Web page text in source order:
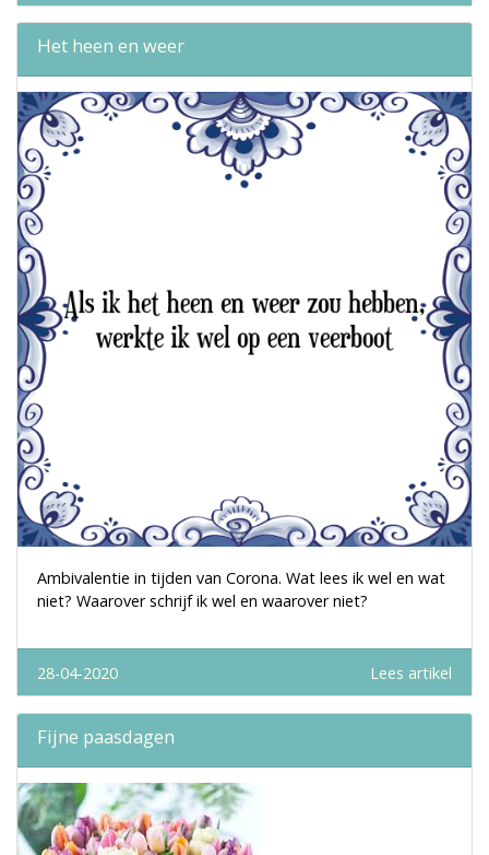
Het heen en weer
Ambivalentie in tijden van Corona. Wat lees ik wel en wat
niet? Waarover schrijf ik wel en waarover niet?
28-04-2020 Lees artikel
Fijne paasdagen